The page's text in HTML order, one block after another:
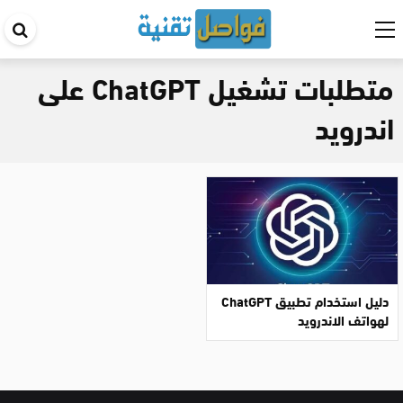
متطلبات تشغيل ChatGPT على
اندرويد
دليل استخدام تطبيق ChatGPT
لهواتف الاندرويد